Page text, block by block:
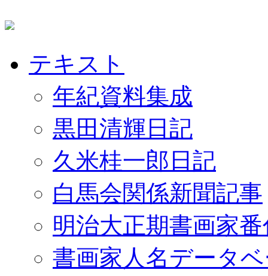
テキスト
年紀資料集成
黒田清輝日記
久米桂一郎日記
白馬会関係新聞記事
明治大正期書画家
書画家人名データ